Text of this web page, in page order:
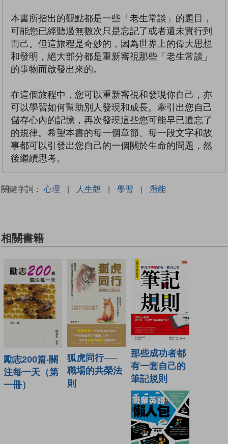
本書所指出的觀點都是一些「老生常談」的題目，
可能您已經聽過無數次只是忘記了或者還未實行到
而己。但這旅程是奇妙的，因為世界上的偉大思想
和發明，絕大部分都是重新審視那些「老生常談」
的事物而啟發出來的。
在這個旅程中，您可以重新審視和發現你自己，亦
可以學習如何幫助別人發現和成長。牽引出您自己
儲存心內的記憶，再次發現這些您可能早已遺忘了
的規律。希望本書的每一個章節、每一段文字和故
事都可以引發出您自己的一個關於生命的問題，然
後繼續思考。
關鍵字詞： 心理 | 人生觀 | 學習 | 潛能
相關書籍
勵志200篇‧關
注每一天（第
一冊）
狐虎同行──
職場的共榮法
則
那些成功者都
有一套自己的
筆記規則